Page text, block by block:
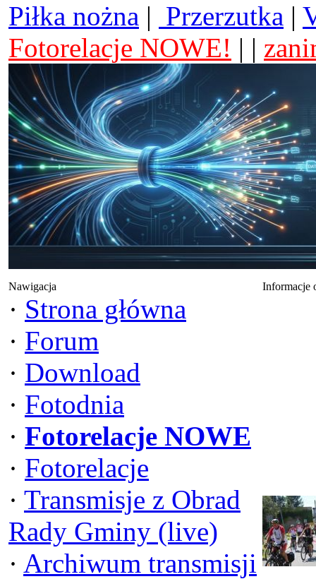
Piłka nożna | Przerzutka |
Fotorelacje NOWE! | |
Nawigacja
· Strona główna
· Forum
· Download
· Fotodnia
· Fotorelacje NOWE
· Fotorelacje
· Transmisje z Obrad
Rady Gminy (live)
· Archiwum transmisji
Informacje